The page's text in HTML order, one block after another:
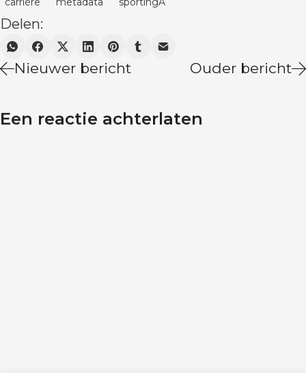
Delen:
Nieuwer bericht Ouder bericht
Een reactie achterlaten